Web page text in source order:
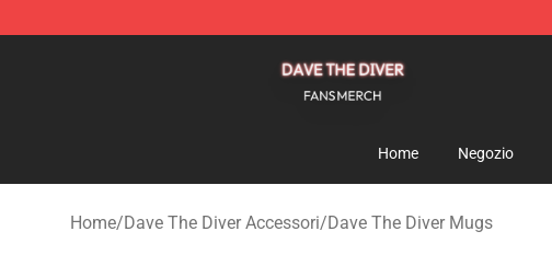
Home Negozio
Home/Dave The Diver Accessori/Dave The Diver Mugs